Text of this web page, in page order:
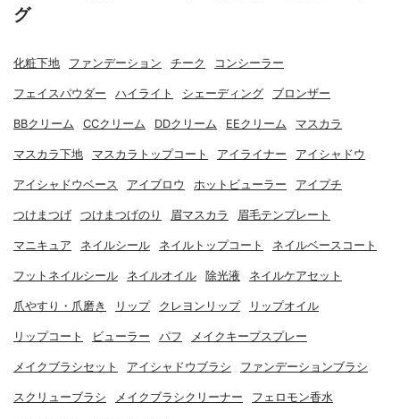
グ
化粧下地 ファンデーション チーク コンシーラー
フェイスパウダー ハイライト シェーディング ブロンザー
BBクリーム CCクリーム DDクリーム EEクリーム マスカラ
マスカラ下地 マスカラトップコート アイライナー アイシャドウ
アイシャドウベース アイブロウ ホットビューラー アイプチ
つけまつげ つけまつげのり 眉マスカラ 眉毛テンプレート
マニキュア ネイルシール ネイルトップコート ネイルベースコート
フットネイルシール ネイルオイル 除光液 ネイルケアセット
爪やすり・爪磨き リップ クレヨンリップ リップオイル
リップコート ビューラー パフ メイクキープスプレー
メイクブラシセット アイシャドウブラシ ファンデーションブラシ
スクリューブラシ メイクブラシクリーナー フェロモン香水